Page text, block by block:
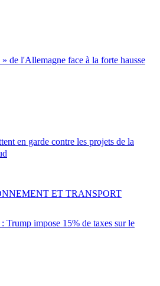
de l'Allemagne face à la forte hausse
en garde contre les projets de la
Trump impose 15% de taxes sur le
ET TRANSPORT